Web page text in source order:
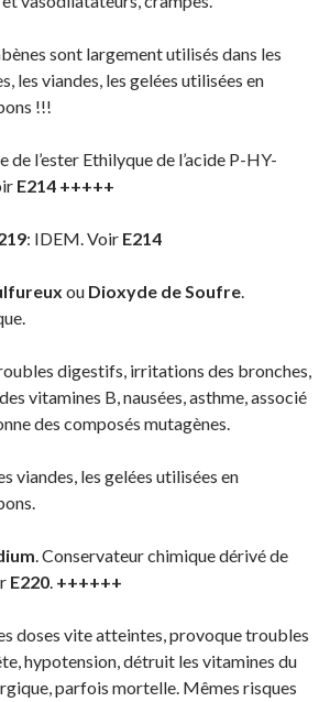
sont largement utilisés dans les
les viandes, les gelées utilisées en
!!!
de l’ester Ethilyque de l’acide P-HY-
E214 +++++
: IDEM. Voir E214
ou Dioxyde de Soufre.
digestifs, irritations des bronches,
vitamines B, nausées, asthme, associé
des composés mutagènes.
viandes, les gelées utilisées en
. Conservateur chimique dérivé de
E220. ++++++
doses vite atteintes, provoque troubles
hypotension, détruit les vitamines du
parfois mortelle. Mêmes risques